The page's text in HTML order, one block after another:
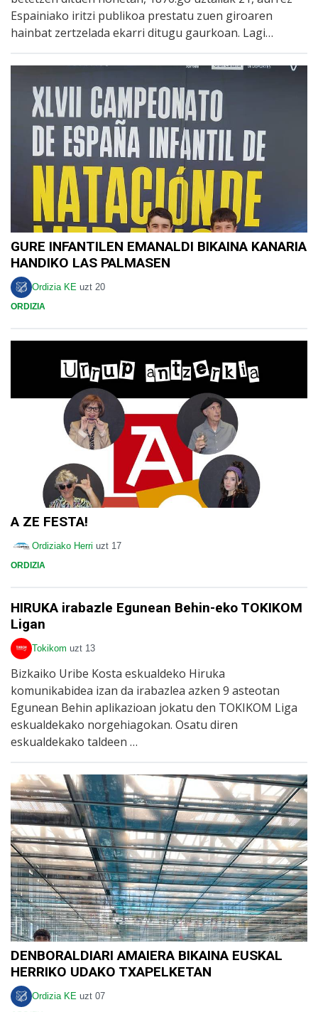
Espainiako iritzi publikoa prestatu zuen giroaren
hainbat zertzelada ekarri ditugu gaurkoan. Lagi…
GURE INFANTILEN EMANALDI BIKAINA KANARIA
HANDIKO LAS PALMASEN
Ordizia KE uzt 20
ORDIZIA
A ZE FESTA!
Ordiziako Herri uzt 17
ORDIZIA
HIRUKA irabazle Egunean Behin-eko TOKIKOM
Ligan
Tokikom uzt 13
Bizkaiko Uribe Kosta eskualdeko Hiruka
komunikabidea izan da irabazlea azken 9 asteotan
Egunean Behin aplikazioan jokatu den TOKIKOM Liga
eskualdekako norgehiagokan. Osatu diren
eskualdekako taldeen …
DENBORALDIARI AMAIERA BIKAINA EUSKAL
HERRIKO UDAKO TXAPELKETAN
Ordizia KE uzt 07